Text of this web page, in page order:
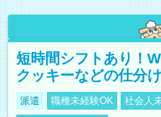
短時間シフトあり！
クッキーなどの仕分け
派遣 職種未経験OK 社会人